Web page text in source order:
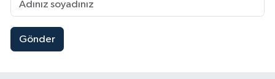
Gönder
22:09 |Kahramanmaraş'ta Uluslararası Bisiklet